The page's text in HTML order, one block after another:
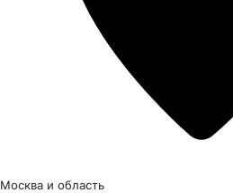
Москва и область